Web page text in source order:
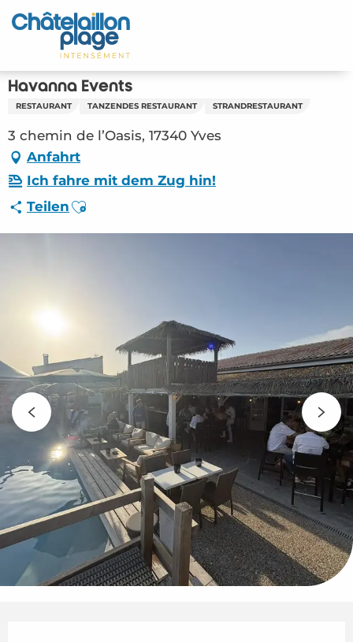
Aller
au
principal
Startseite - DE
Entdecken Sie
Aktivitäten
Zu leben
Ihr Aufenthalt - DE
Havanna Events
RESTAURANT TANZENDES RESTAURANT STRANDRESTAURANT
3 chemin de l’Oasis, 17340 Yves
Anfahrt
Ich fahre mit dem Zug hin!
Teilen Ajouter aux favoris